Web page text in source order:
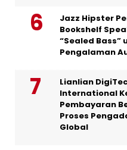
Jazz Hipster
Bookshelf
“Sealed
Pengalaman
Lianlian
International
Pembayaran
Proses
Global